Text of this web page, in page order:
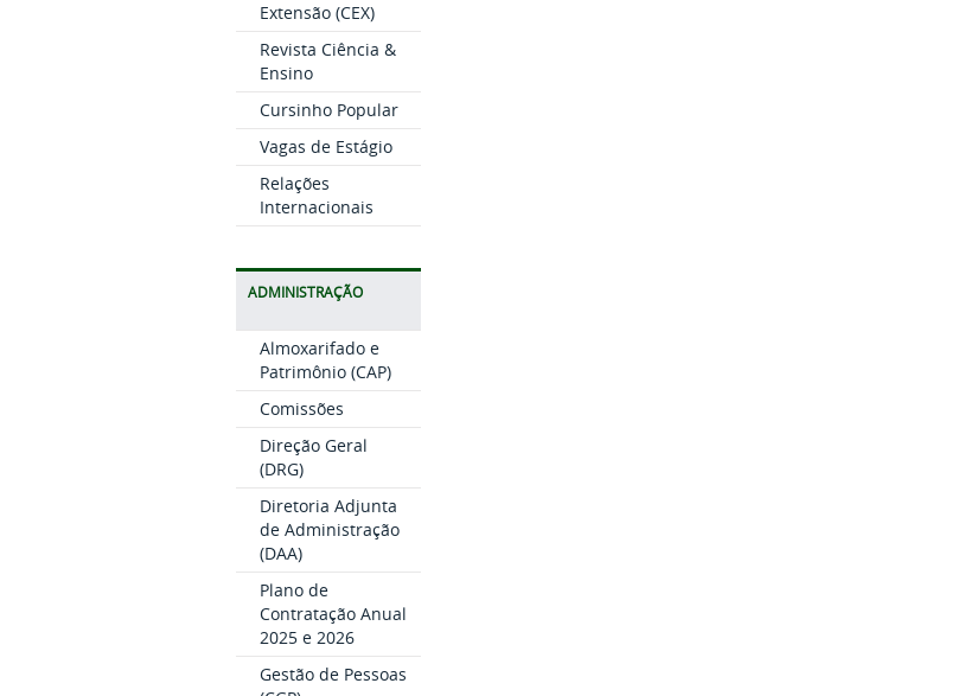
Extensão (CEX)
Revista Ciência &
Ensino
Cursinho Popular
Vagas de Estágio
Relações
Internacionais
ADMINISTRAÇÃO
Almoxarifado e
Patrimônio (CAP)
Comissões
Direção Geral
(DRG)
Diretoria Adjunta
de Administração
(DAA)
Plano de
Contratação Anual
2025 e 2026
Gestão de Pessoas